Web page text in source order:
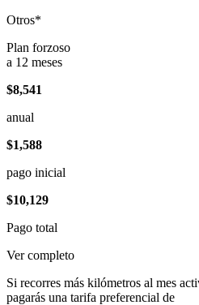
Otros*
Plan forzoso
a 12 meses
$8,541
anual
$1,588
pago inicial
$10,129
Pago total
Ver completo
Si recorres más kilómetros al mes
pagarás una tarifa preferencial de